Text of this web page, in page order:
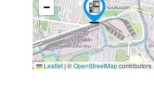
−
Leaflet | ©OpenStreetMapcontributors